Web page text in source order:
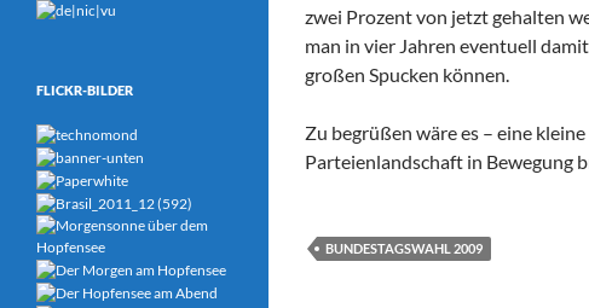
zwei Prozent von jetzt gehalten
man in vier Jahren eventuell
großen Spucken können.
Zu begrüßen wäre es – eine
Parteienlandschaft in Bewegung
BUNDESTAGSWAHL 2009
FLICKR-BILDER